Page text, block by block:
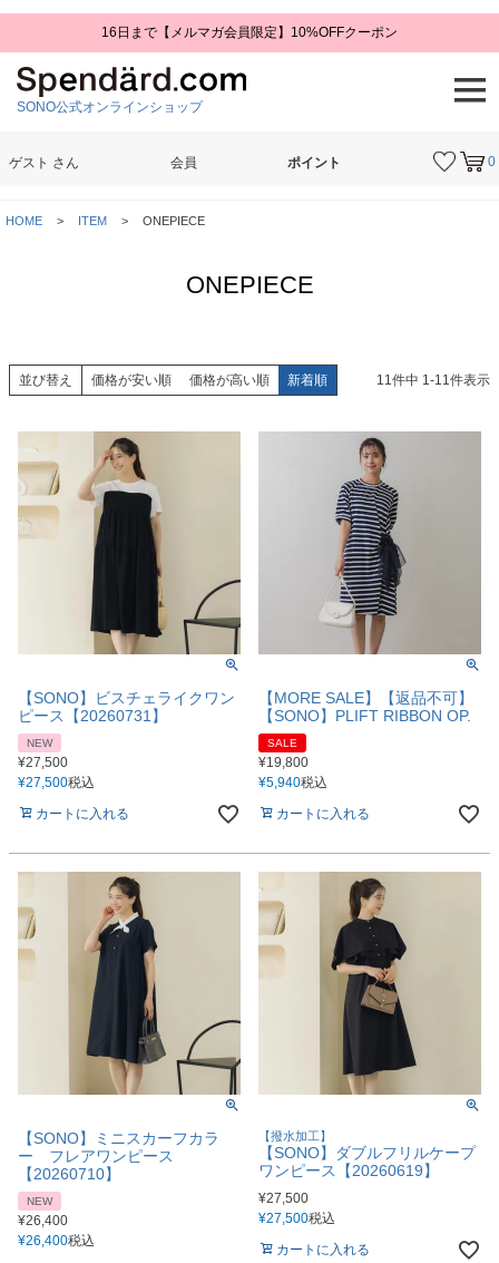
16日まで【メルマガ会員限定】10%OFFクーポン
SONO公式オンラインショップ
0
ゲスト さん 会員 ポイント
HOME ITEM ONEPIECE
ONEPIECE
並び替え 価格が安い順 価格が高い順 新着順 11件中 1-11件表示
【SONO】ビスチェライクワン
ピース【20260731】
NEW
¥27,500
¥27,500税込
カートに入れる
【MORE SALE】【返品不可】
【SONO】PLIFT RIBBON OP.
SALE
¥19,800
¥5,940税込
カートに入れる
【SONO】ミニスカーフカラ
ー フレアワンピース
【20260710】
NEW
¥26,400
¥26,400税込
【撥水加工】
【SONO】ダブルフリルケープ
ワンピース【20260619】
¥27,500
¥27,500税込
カートに入れる